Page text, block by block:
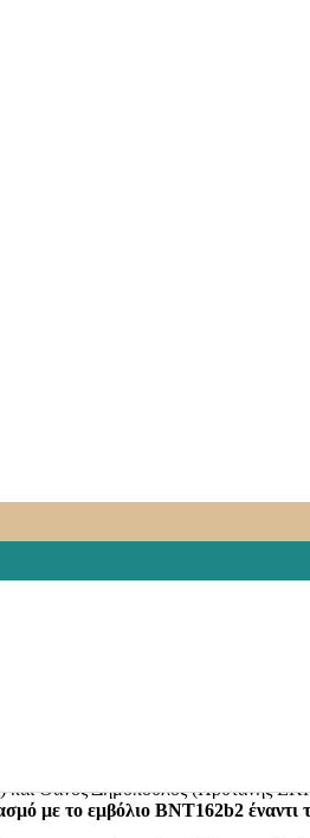
με τα εμβόλια
διάστημα, ενώ παρατηρούνται
ναυτία.
χρειάζονται εξειδικευμένη
οι ρυθμιστικές αρχές σε
να σχετίζονται με τα εμβόλια
και Θάνος Δημόπουλος (Πρύτανης
με το εμβόλιο BNT162b2